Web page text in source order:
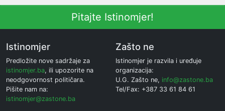
Pitajte Istinomjer!
Istinomjer
Predložite nove sadržaje za
istinomjer.ba, ili upozorite na
neodgovornost političara.
Pišite nam na:
istinomjer@zastone.ba
Zašto ne
Istinomjer je razvila i uređuje
organizacija:
U.G. Zašto ne, info@zastone.ba
Tel/Fax: +387 33 61 84 61